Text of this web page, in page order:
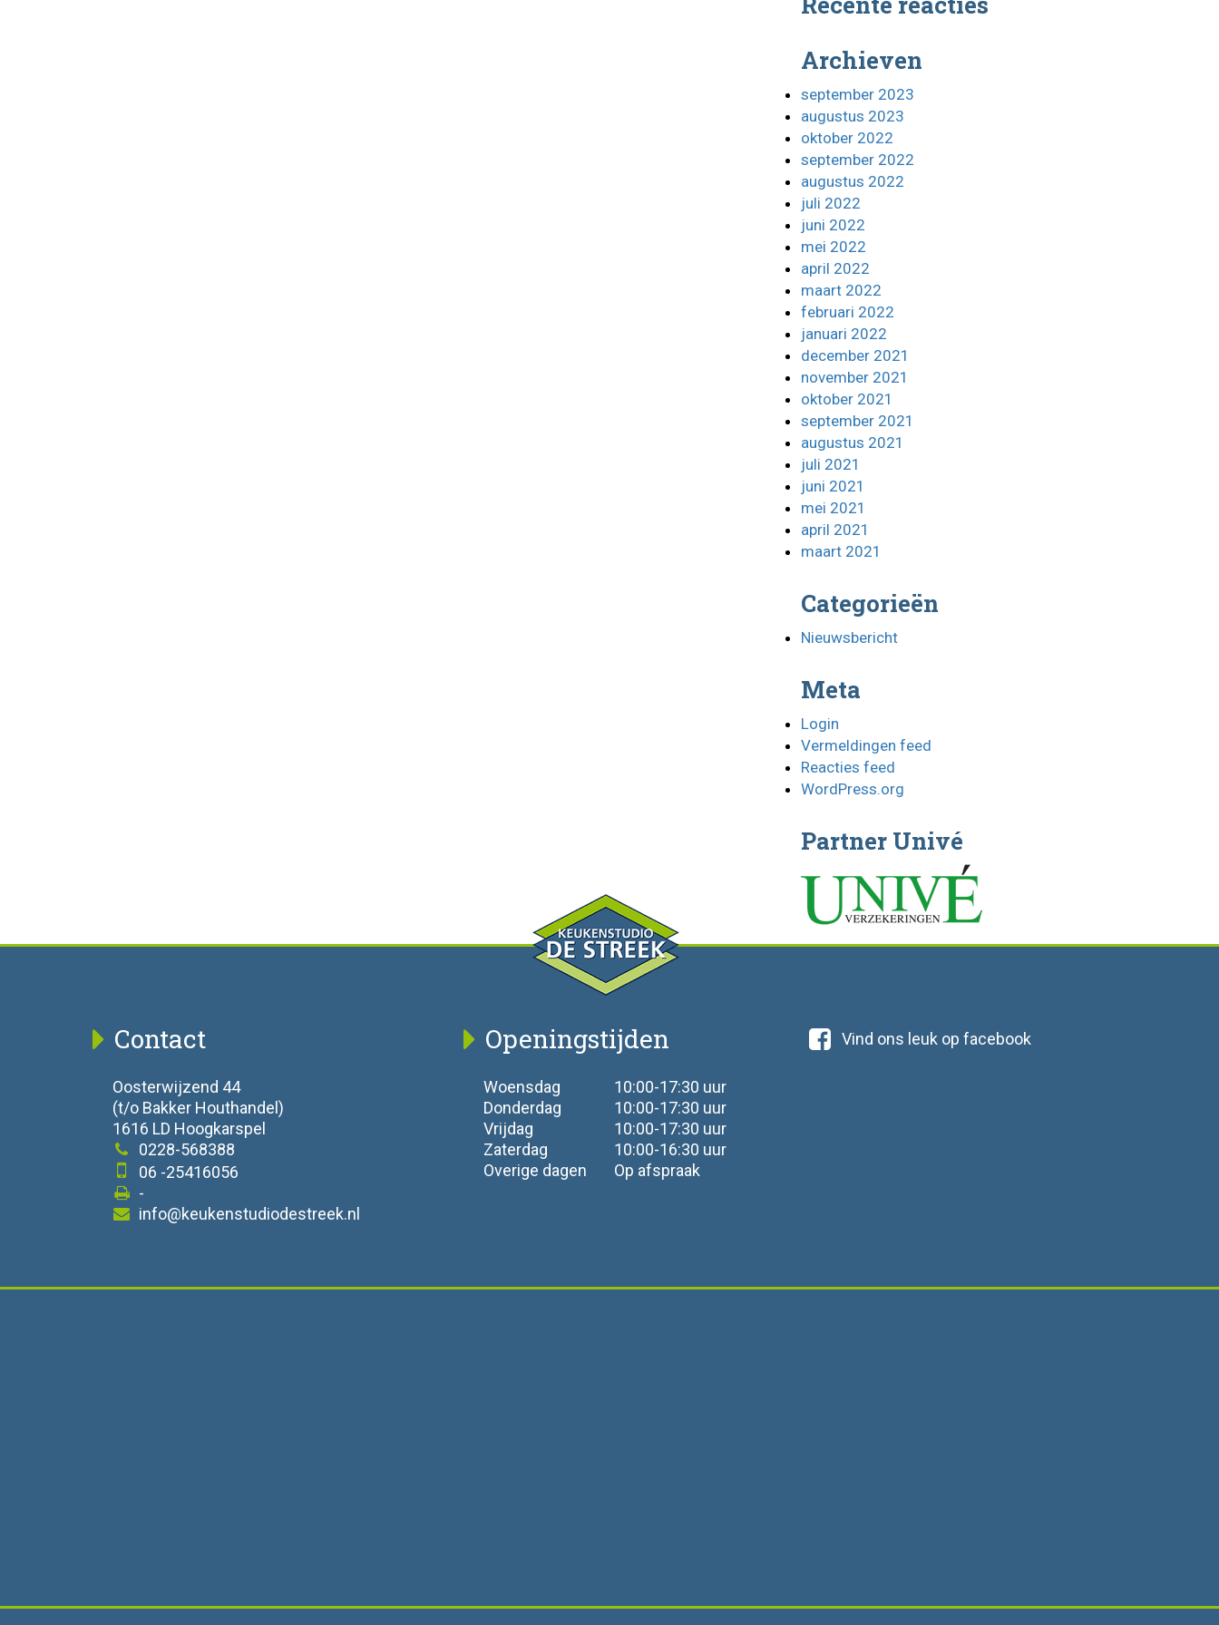
Archieven
september 2023
augustus 2023
oktober 2022
september 2022
augustus 2022
juli 2022
juni 2022
mei 2022
april 2022
maart 2022
februari 2022
januari 2022
december 2021
november 2021
oktober 2021
september 2021
augustus 2021
juli 2021
juni 2021
mei 2021
april 2021
maart 2021
Categorieën
Nieuwsbericht
Meta
Login
Vermeldingen feed
Reacties feed
WordPress.org
Partner Univé
Contact
Oosterwijzend 44
(t/o Bakker Houthandel)
1616 LD Hoogkarspel
0228-568388
06 -25416056
-
info@keukenstudiodestreek.nl
Openingstijden
Woensdag
10:00-17:30 uur
Donderdag
10:00-17:30 uur
Vrijdag
10:00-17:30 uur
Zaterdag
10:00-16:30 uur
Overige dagen
Op afspraak
Vind ons leuk op facebook